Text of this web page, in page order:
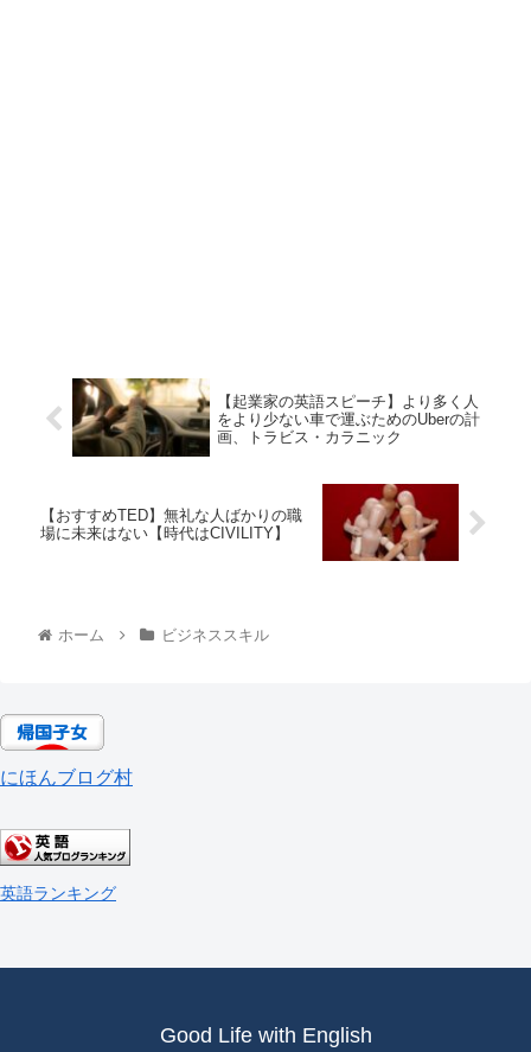
【起業家の英語スピーチ】より多く人
をより少ない車で運ぶためのUberの計
画、トラビス・カラニック
【おすすめTED】無礼な人ばかりの職
場に未来はない【時代はCIVILITY】
ホーム ビジネススキル
にほんブログ村
英語ランキング
Good Life with English